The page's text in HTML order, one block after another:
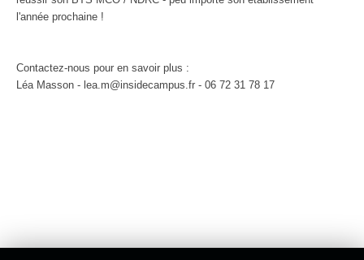
l'année prochaine !
Contactez-nous pour en savoir plus :
Léa Masson - lea.m@insidecampus.fr - 06 72 31 78 17